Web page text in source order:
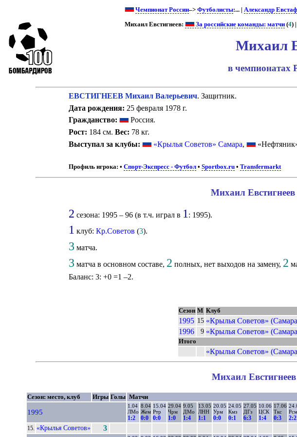
Чемпионат России–>Футболисты:... |Александр
Михаил Евстигнеев: За российские команды: матчи (4)
Михаил
в чемпионатах
ЕВСТИГНЕЕВ Михаил Валерьевич. Защитник.
Дата рождения: 25 февраля 1978 г.
Гражданство:
Россия.
Рост: 184 см. Вес: 78 кг.
Выступал за клубы:
«Крылья Советов» Самара,
Профиль игрока: • Спорт-Экспресс - Футбол• Sportbox.ru• Transfermarkt
Михаил Евстигнеев
2 сезона: 1995 – 96 (в т.ч. играл в 1 : 1995).
1 клуб: Кр.Советов (3).
3 матча.
3 матча в основном составе, 2 полных, нет выходов на замену, 2
Баланс: 3: +0 =1 –2.
Сезон М Клуб
1995 15 «Крылья Советов»
1996
9 «Крылья Советов»
Итого
«Крылья Советов»
Михаил
Сезон: место, клуб Игры Голы Матчи
1995
1.04
ЛМо
1:2
8.04
Жем
0:0
15.04
Ртр
0:0
29.04
Чрм
1:0
9.05
ДМо
1:4
13.05
ЛНН
1:1
20.05
Урм
0:0
24.05
Кмз
0:1
27.05
ДГз
6:3
10.06
ЦСК
1:4
17.06
Ткс
0:3
Рсм
2:2
15. «Крылья Советов» 3